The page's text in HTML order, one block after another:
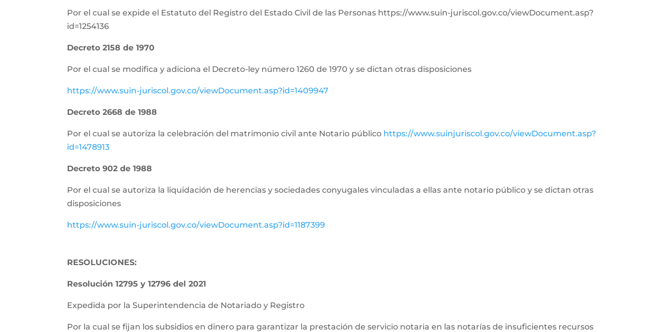
Por el cual se expide el Estatuto del Registro del Estado Civil de las Personas https://www.suin-juriscol.gov.co/viewDocument.asp?
id=1254136
Decreto 2158 de 1970
Por el cual se modifica y adiciona el Decreto-ley número 1260 de 1970 y se dictan otras disposiciones
https://www.suin-juriscol.gov.co/viewDocument.asp?id=1409947
Decreto 2668 de 1988
Por el cual se autoriza la celebración del matrimonio civil ante Notario público https://www.suinjuriscol.gov.co/viewDocument.asp?
id=1478913
Decreto 902 de 1988
Por el cual se autoriza la liquidación de herencias y sociedades conyugales vinculadas a ellas ante notario público y se dictan otras
disposiciones
https://www.suin-juriscol.gov.co/viewDocument.asp?id=1187399
RESOLUCIONES:
Resolución 12795 y 12796 del 2021
Expedida por la Superintendencia de Notariado y Registro
Por la cual se fijan los subsidios en dinero para garantizar la prestación de servicio notaria en las notarías de insuficientes recursos